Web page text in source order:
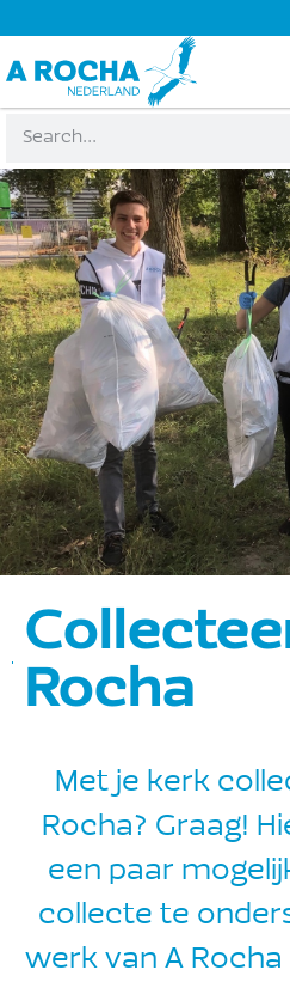
Rocha
Met je kerk
Rocha? Graag!
een paar
collecte te
werk van A Rocha